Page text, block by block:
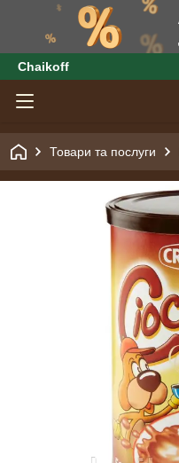
Сhaikoff
Товари та послуги